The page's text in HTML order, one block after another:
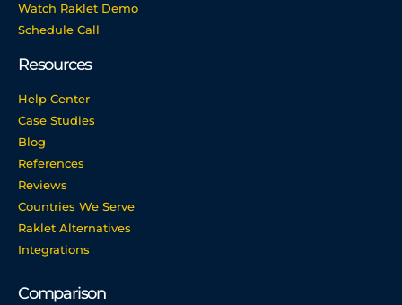
Watch Raklet Demo
Schedule Call
Resources
Help Center
Case Studies
Blog
References
Reviews
Countries We Serve
Raklet Alternatives
Integrations
Comparison